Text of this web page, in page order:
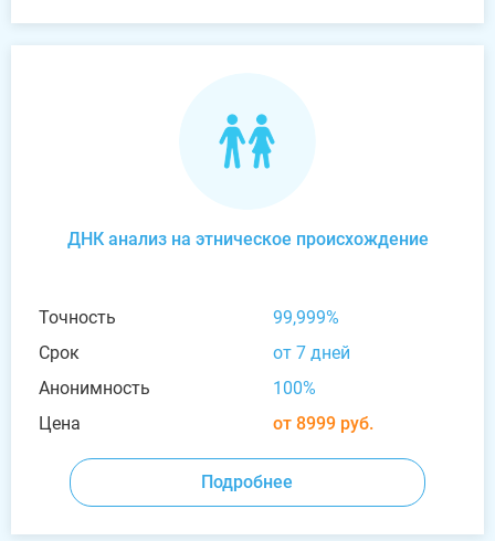
ДНК анализ на этническое происхождение
Точность
99,999%
Срок
от 7 дней
Анонимность
100%
Цена
от 8999 руб.
Подробнее